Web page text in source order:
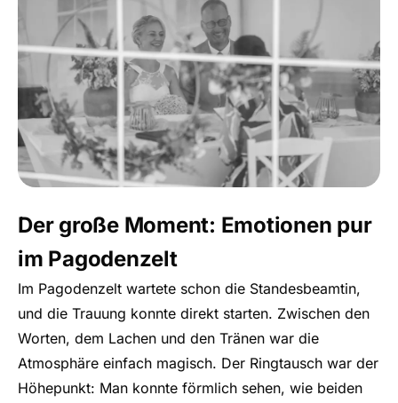
Der große Moment: Emotionen pur
im Pagodenzelt
Im Pagodenzelt wartete schon die Standesbeamtin,
und die Trauung konnte direkt starten. Zwischen den
Worten, dem Lachen und den Tränen war die
Atmosphäre einfach magisch. Der Ringtausch war der
Höhepunkt: Man konnte förmlich sehen, wie beiden